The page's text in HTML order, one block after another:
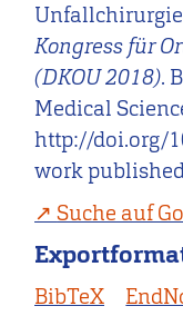
Kongress für
(DKOU 2018).
Medical
http://doi.org/
work
Suche auf
BibTeX